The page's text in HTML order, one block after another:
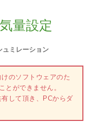
量設定
ュミレーション
のソフトウェアのた
とができません。
して頂き、PCからダ